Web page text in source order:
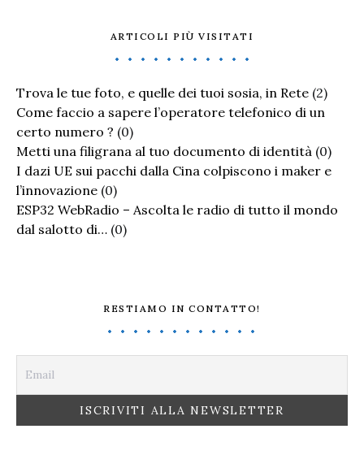
ARTICOLI PIÙ VISITATI
Trova le tue foto, e quelle dei tuoi sosia, in Rete (2)
Come faccio a sapere l’operatore telefonico di un
certo numero ? (0)
Metti una filigrana al tuo documento di identità (0)
I dazi UE sui pacchi dalla Cina colpiscono i maker e
l’innovazione (0)
ESP32 WebRadio – Ascolta le radio di tutto il mondo
dal salotto di… (0)
RESTIAMO IN CONTATTO!